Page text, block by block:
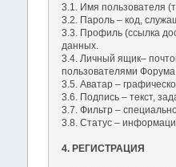
3.1. Имя пользователя
3.2. Пароль – код,
3.3. Профиль (ссылка
данных.
3.4. Личный ящик–
пользователями
3.5. Аватар –
3.6. Подпись – текст,
3.7. Фильтр –
3.8. Статус –
4. РЕГИСТРАЦИЯ